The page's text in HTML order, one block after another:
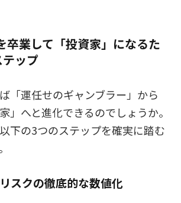
卒業して「投資家」になるた
ップ
「運任せのギャンブラー」から
」へと進化できるのでしょうか。
下の3つのステップを確実に踏む
スクの徹底的な数値化